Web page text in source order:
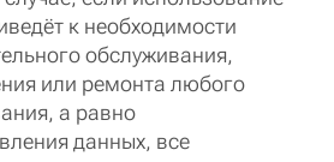
к необходимости
обслуживания,
или ремонта любого
а равно
данных, все